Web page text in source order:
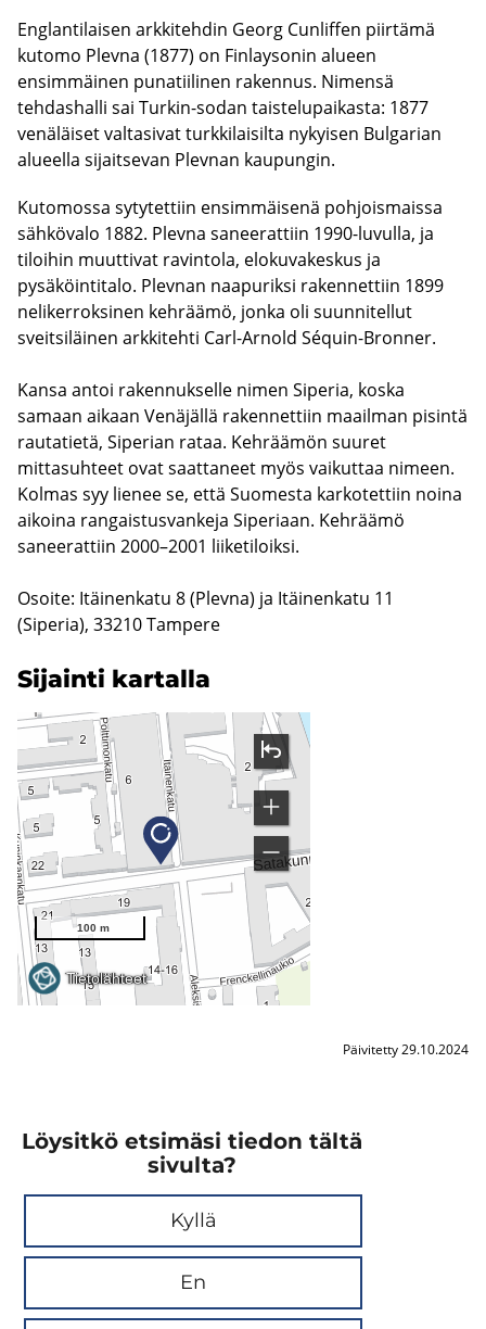
Englantilaisen arkkitehdin Georg Cunliffen piirtämä
kutomo Plevna (1877) on Finlaysonin alueen
ensimmäinen punatiilinen rakennus. Nimensä
tehdashalli sai Turkin-sodan taistelupaikasta: 1877
venäläiset valtasivat turkkilaisilta nykyisen Bulgarian
alueella sijaitsevan Plevnan kaupungin.
Kutomossa sytytettiin ensimmäisenä pohjoismaissa
sähkövalo 1882. Plevna saneerattiin 1990-luvulla, ja
tiloihin muuttivat ravintola, elokuvakeskus ja
pysäköintitalo. Plevnan naapuriksi rakennettiin 1899
nelikerroksinen kehräämö, jonka oli suunnitellut
sveitsiläinen arkkitehti Carl-Arnold Séquin-Bronner.
Kansa antoi rakennukselle nimen Siperia, koska
samaan aikaan Venäjällä rakennettiin maailman pisintä
rautatietä, Siperian rataa. Kehräämön suuret
mittasuhteet ovat saattaneet myös vaikuttaa nimeen.
Kolmas syy lienee se, että Suomesta karkotettiin noina
aikoina rangaistusvankeja Siperiaan. Kehräämö
saneerattiin 2000–2001 liiketiloiksi.
Osoite: Itäinenkatu 8 (Plevna) ja Itäinenkatu 11
(Siperia), 33210 Tampere
Si­jain­ti kar­tal­la
Päivitetty 29.10.2024
Löysitkö etsimäsi tiedon tältä
sivulta?
Kyllä
En